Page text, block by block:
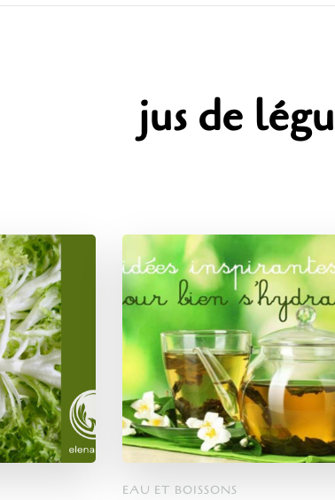
jus de
EAU ET BOISSONS